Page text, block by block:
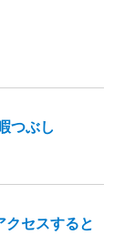
つぶし
セスすると